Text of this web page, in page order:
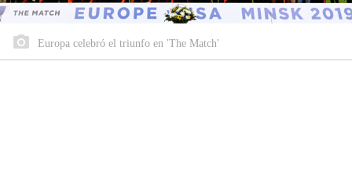
Europa celebró el triunfo en 'The Match'